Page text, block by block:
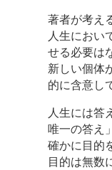
著者が考え
人生におい
せる必要は
新しい個体
的に含意し
人生には答
唯一の答え
確かに目的
目的は無数